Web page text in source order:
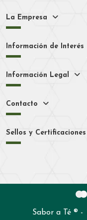
La Empresa
Información de Interés
Información Legal
Contacto
Sellos y Certificaciones
Sabor a Té ® -